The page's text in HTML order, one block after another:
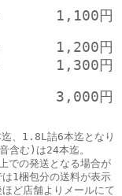
1,100円
1,200円
1,300円
3,000円
、1.8L詰6本迄となり
含む)は24本迄。
での発送となる場合が
1梱包分の送料が表示
ど店舗よりメールにて